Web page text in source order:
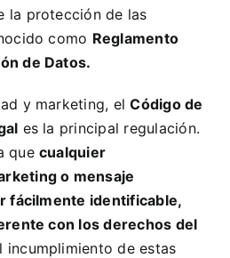
la protección de las
como Reglamento
de Datos.
y marketing, elCódigo de
es la principal regulación.
que cualquier
o mensaje
fácilmente identificable,
con los derechos del
incumplimiento de estas